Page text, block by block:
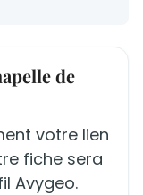
de
votre lien
fiche sera
Avygeo.